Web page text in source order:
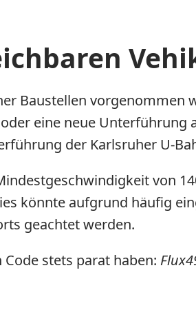
Baustellen vorgenommen
eine neue Unterführung
der Karlsruher U-
von
könnte aufgrund häufig
geachtet werden.
stets parat haben: